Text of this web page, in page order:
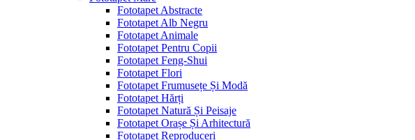
Fototapet Abstracte
Fototapet Alb Negru
Fototapet Animale
Fototapet Pentru Copii
Fototapet Feng-Shui
Fototapet Flori
Fototapet Frumusețe Și Modă
Fototapet Hărți
Fototapet Natură Și Peisaje
Fototapet Orașe Și Arhitectură
Fototapet Reproduceri